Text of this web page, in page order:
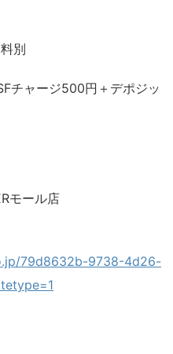
別
チャージ500円＋デポジッ
モール店
79d8632b-9738-4d26-